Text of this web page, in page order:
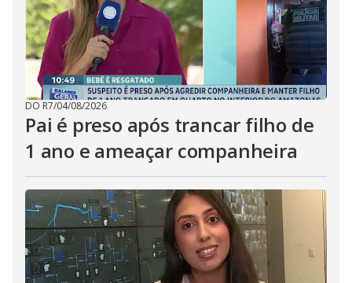
DO R7/04/08/2026
Pai é preso após trancar filho de
1 ano e ameaçar companheira